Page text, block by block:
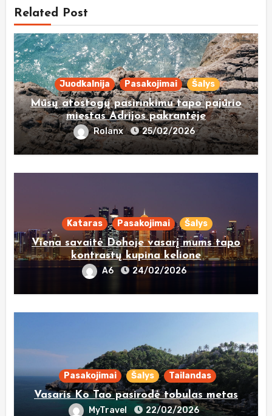
Related Post
Juodkalnija Pasakojimai Šalys
Mūsų atostogų pasirinkimu tapo pajūrio
miestas Adrijos pakrantėje
Rolanx 25/02/2026
Kataras Pasakojimai Šalys
Viena savaitė Dohoje vasarį mums tapo
kontrastų kupina kelione
A6 24/02/2026
Pasakojimai Šalys Tailandas
Vasaris Ko Tao pasirodė tobulas metas
MyTravel 22/02/2026